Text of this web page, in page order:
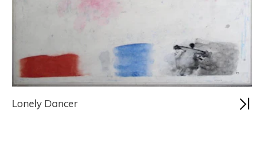
Lonely Dancer